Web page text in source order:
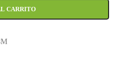
CARRITO